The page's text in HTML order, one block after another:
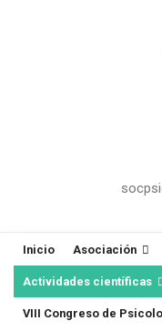
Inicio Asociación
Actividades científicas
VIII Congreso de